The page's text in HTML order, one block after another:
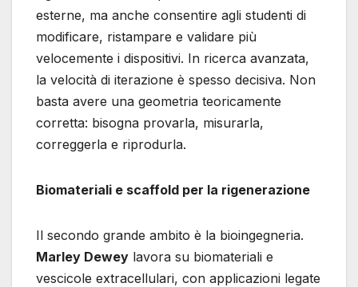
esterne, ma anche consentire agli studenti di
modificare, ristampare e validare più
velocemente i dispositivi. In ricerca avanzata,
la velocità di iterazione è spesso decisiva. Non
basta avere una geometria teoricamente
corretta: bisogna provarla, misurarla,
correggerla e riprodurla.
Biomateriali e scaffold per la rigenerazione
Il secondo grande ambito è la bioingegneria.
Marley Dewey lavora su biomateriali e
vescicole extracellulari, con applicazioni legate